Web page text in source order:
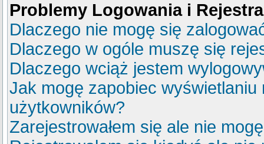
Problemy Logowania i
Dlaczego nie mogę się
Dlaczego w ogóle muszę się
Dlaczego wciąż jestem
Jak mogę zapobiec
użytkowników?
Zarejestrowałem się ale nie